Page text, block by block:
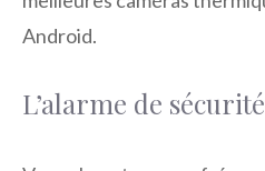
Android.
L’alarme de sécurité